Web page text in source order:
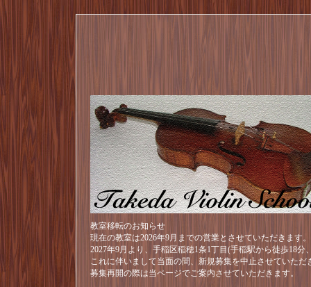
教室移転のお知らせ
現在の教室は2026年9月までの営業とさせていただきます。
2027年9月より、手稲区稲穂1条1丁目(手稲駅から徒歩18
これに伴いまして当面の間、新規募集を中止させていた
募集再開の際は当ページでご案内させていただきます。